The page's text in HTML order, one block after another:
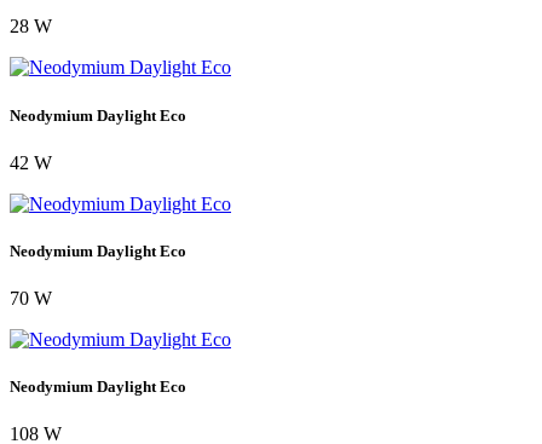
28 W
Neodymium Daylight Eco
42 W
Neodymium Daylight Eco
70 W
Neodymium Daylight Eco
108 W